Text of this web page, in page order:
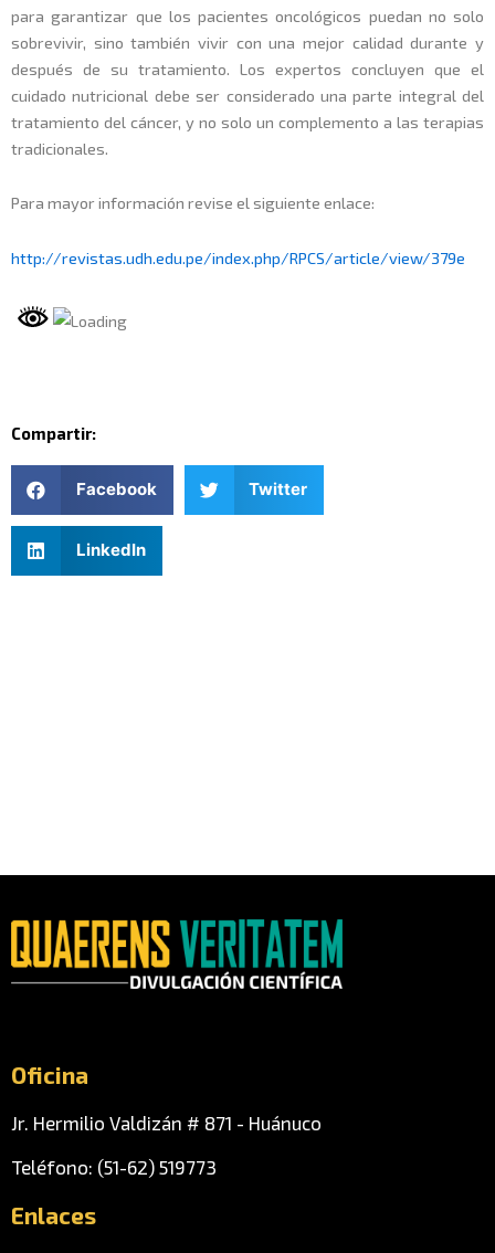
para garantizar que los pacientes oncológicos puedan no solo
sobrevivir, sino también vivir con una mejor calidad durante y
después de su tratamiento. Los expertos concluyen que el
cuidado nutricional debe ser considerado una parte integral del
tratamiento del cáncer, y no solo un complemento a las terapias
tradicionales.
Para mayor información revise el siguiente enlace:
http://revistas.udh.edu.pe/index.php/RPCS/article/view/379e
Compartir:
Facebook Twitter
LinkedIn
Oficina
Jr. Hermilio Valdizán # 871 - Huánuco
Teléfono: (51-62) 519773
Enlaces